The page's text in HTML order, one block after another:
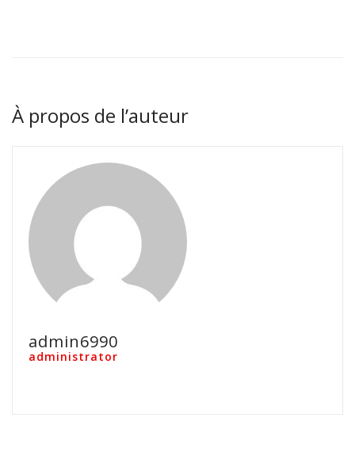
À propos de l’auteur
admin6990
administrator